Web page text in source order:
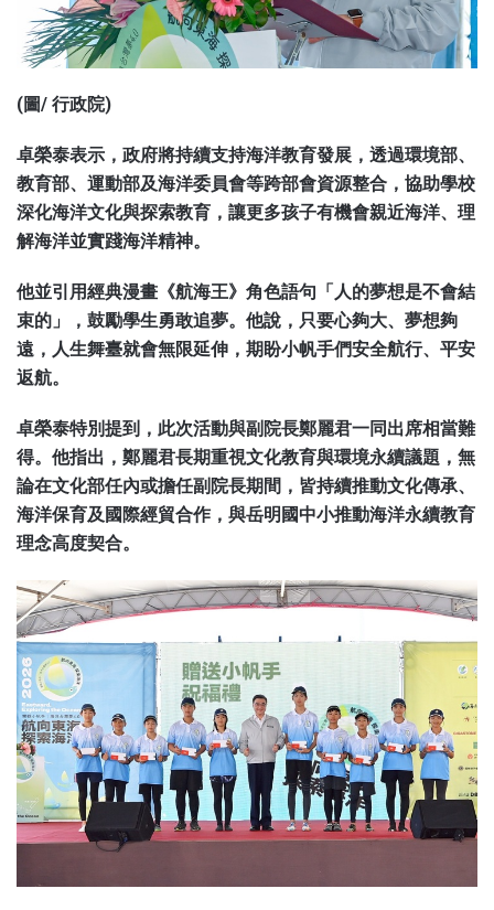
(圖/ 行政院)
卓榮泰表示，政府將持續支持海洋教育發展，透過環境部、
教育部、運動部及海洋委員會等跨部會資源整合，協助學校
深化海洋文化與探索教育，讓更多孩子有機會親近海洋、理
解海洋並實踐海洋精神。
他並引用經典漫畫《航海王》角色語句「人的夢想是不會結
束的」，鼓勵學生勇敢追夢。他說，只要心夠大、夢想夠
遠，人生舞臺就會無限延伸，期盼小帆手們安全航行、平安
返航。
卓榮泰特別提到，此次活動與副院長鄭麗君一同出席相當難
得。他指出，鄭麗君長期重視文化教育與環境永續議題，無
論在文化部任內或擔任副院長期間，皆持續推動文化傳承、
海洋保育及國際經貿合作，與岳明國中小推動海洋永續教育
理念高度契合。